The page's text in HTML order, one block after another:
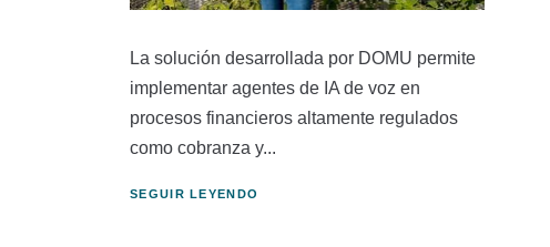
La solución desarrollada por DOMU permite
implementar agentes de IA de voz en
procesos financieros altamente regulados
como cobranza y...
SEGUIR LEYENDO